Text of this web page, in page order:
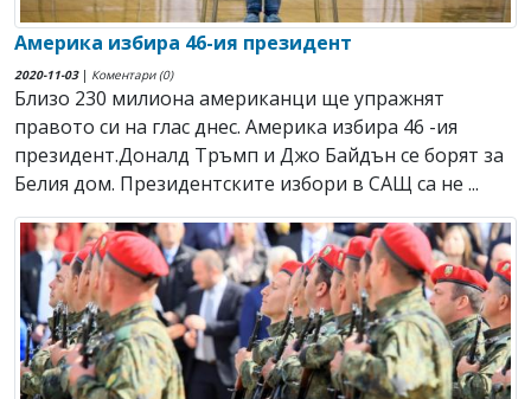
Америка избира 46-ия президент
2020-11-03| Коментари (0)
Близо 230 милиона американци ще упражнят
правото си на глас днес. Америка избира 46 -ия
президент.Доналд Тръмп и Джо Байдън се борят за
Белия дом. Президентските избори в САЩ са не ...